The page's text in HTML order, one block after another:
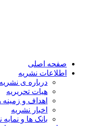
صفحه اصلی
اطلاعات نشریه
درباره ی نشریه
هیات تحریریه
اهداف و زمینه
اخبار نشریه
بانک ها و نمایه